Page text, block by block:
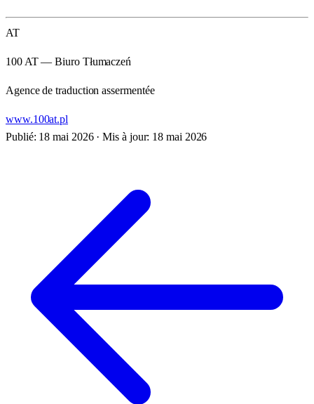
AT
100 AT — Biuro Tłumaczeń
Agence de traduction assermentée
www.100at.pl
Publié: 18 mai 2026 · Mis à jour: 18 mai 2026